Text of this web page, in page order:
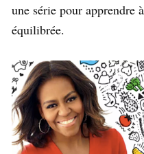
une série pour apprendre
équilibrée.